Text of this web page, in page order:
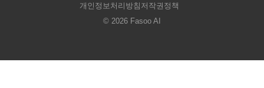
개인정보처리방침 저작권정책
© 2026 Fasoo AI